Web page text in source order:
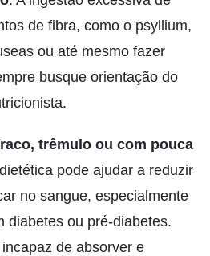
de fibra, como o psyllium,
ou até mesmo fazer
busque orientação do
trêmulo ou com pouca
pode ajudar a reduzir
no sangue, especialmente
diabetes ou pré-diabetes.
de absorver e